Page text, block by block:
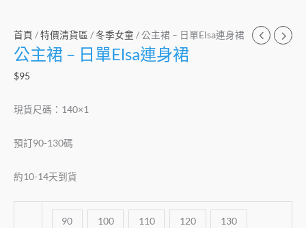
首頁 /特價清貨區 /冬季女童 / 公主裙 – 日單Elsa連身裙
公主裙 – 日單Elsa連身裙
$95
現貨尺碼：140×1
預訂90-130碼
約10-14天到貨
90 100 110 120 130